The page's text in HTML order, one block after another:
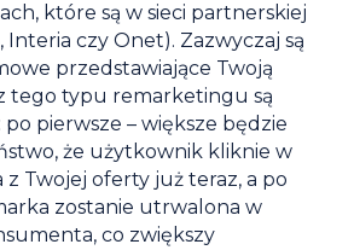
które są w sieci partnerskiej
Interia czy Onet). Zazwyczaj są
przedstawiające Twoją
tego typu remarketingu są
po pierwsze – większe będzie
że użytkownik kliknie w
z Twojej oferty już teraz, a po
zostanie utrwalona w
co zwiększy